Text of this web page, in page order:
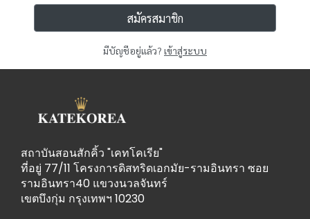
สมัครสมาชิก
มีบัญชีอยู่แล้ว? เข้าสู่ระบบ
สถาบันสอนสักคิ้ว "เคทโคเรีย"
ที่อยู่ 77/11 โครงการดิสทริดเอกมัย-รามอินทรา ซอย
รามอินทรา40 แขวงนวลจันทร์
เขตบึงกุ่ม กรุงเทพฯ 10230